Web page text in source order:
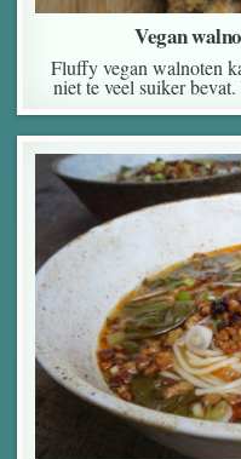
Vegan
Fluffy vegan walnoten
niet te veel suiker